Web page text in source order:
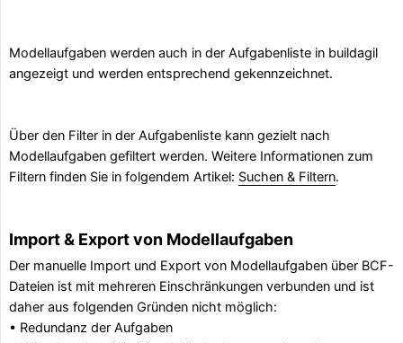
Modellaufgaben werden auch in der Aufgabenliste in buildagil
angezeigt und werden entsprechend gekennzeichnet.
Über den Filter in der Aufgabenliste kann gezielt nach
Modellaufgaben gefiltert werden. Weitere Informationen zum
Filtern finden Sie in folgendem Artikel: Suchen & Filtern.
Import & Export von Modellaufgaben
Der manuelle Import und Export von Modellaufgaben über BCF-
Dateien ist mit mehreren Einschränkungen verbunden und ist
daher aus folgenden Gründen nicht möglich:
• Redundanz der Aufgaben